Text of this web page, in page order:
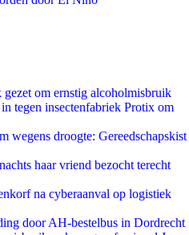
om ernstig alcoholmisbruik
tegen insectenfabriek Protix om
wegens droogte: Gereedschapskist
haar vriend bezocht terecht
na cyberaanval op logistiek
door AH-bestelbus in Dordrecht